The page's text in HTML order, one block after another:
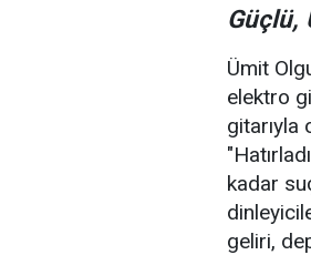
Güçlü,
Ümit
elektro
gitarıyla
kadar
geliri,